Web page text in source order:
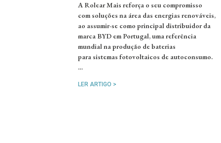
A Rolear Mais reforça o seu compromisso
com soluções na área das energias renováveis,
ao assumir-se como principal distribuidor da
marca BYD em Portugal, uma referência
mundial na produção de baterias
para sistemas fotovoltaicos de autoconsumo.
…
LER ARTIGO >